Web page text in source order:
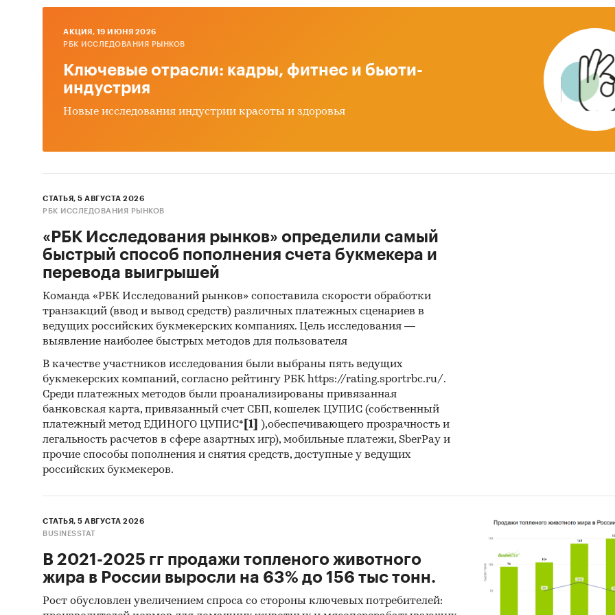
Контактная информация ТОП-100 предприятий отрасли
промышленности, крахмала и крахмалосодержащих
Региональное распределение ТОП-100 предприятий
«Производство продуктов мукомольной и крупяной
промышленности, крахмала и крахмалосодержащих
Краткие выводы
Базы данных государственных органов статистики
Базы данных Федеральной налоговой службы
Официальные интернет-порталы правовой информации
Отчетность эмитентов
Архивы СМИ
Региональные и федеральные СМИ
Инсайдерские источники
Специализированные аналитические порталы
различных источников, проведение расчетов.
[1]Без учета ИП
AКЦИЯ, 19 ИЮНЯ 2026
РБК ИССЛЕДОВАНИЯ РЫНКОВ
Ключевые отрасли: кадры, фитнес и бьюти-
индустрия
Новые исследования индустрии красоты и здоровья
СТАТЬЯ, 5 АВГУСТА 2026
РБК ИССЛЕДОВАНИЯ РЫНКОВ
«РБК Исследования рынков» определили самый
быстрый способ пополнения счета букмекера и
перевода выигрышей
Команда «РБК Исследований рынков» сопоставила скорости обработки
транзакций (ввод и вывод средств) различных платежных сценариев в
ведущих российских букмекерских компаниях. Цель исследования —
выявление наиболее быстрых методов для пользователя
В качестве участников исследования были выбраны пять ведущих
букмекерских компаний, согласно рейтингу РБК https://rating.sportrbc.ru/.
Среди платежных методов были проанализированы привязанная
банковская карта, привязанный счет СБП, кошелек ЦУПИС (собственный
платежный метод ЕДИНОГО ЦУПИС* [1]
),обеспечивающего прозрачность и
легальность расчетов в сфере азартных игр), мобильные платежи, SberPay и
прочие способы пополнения и снятия средств, доступные у ведущих
российских букмекеров.
СТАТЬЯ, 5 АВГУСТА 2026
BUSINESSTAT
В 2021-2025 гг продажи топленого животного
жира в России выросли на 63% до 156 тыс тонн.
Рост обусловлен увеличением спроса со стороны ключевых потребителей: